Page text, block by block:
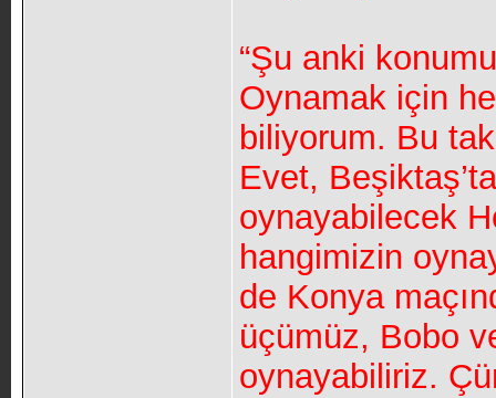
“Şu anki
Oynamak için
biliyorum. Bu
Evet,
oynayabilecek
hangimizin
de Konya
üçümüz, Bobo
oynayabiliriz.